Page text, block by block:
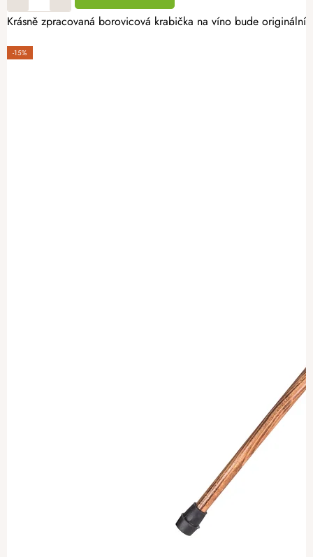
Krásně zpracovaná borovicová krabička na víno bude
-15%